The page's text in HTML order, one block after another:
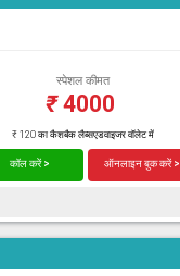
स्पेशल कीमत
₹4000
₹ 120 का कैशबैक लैब्सएडवाइजर वॉलेट में
कॉल करें > ऑनलाइन बुक करें >